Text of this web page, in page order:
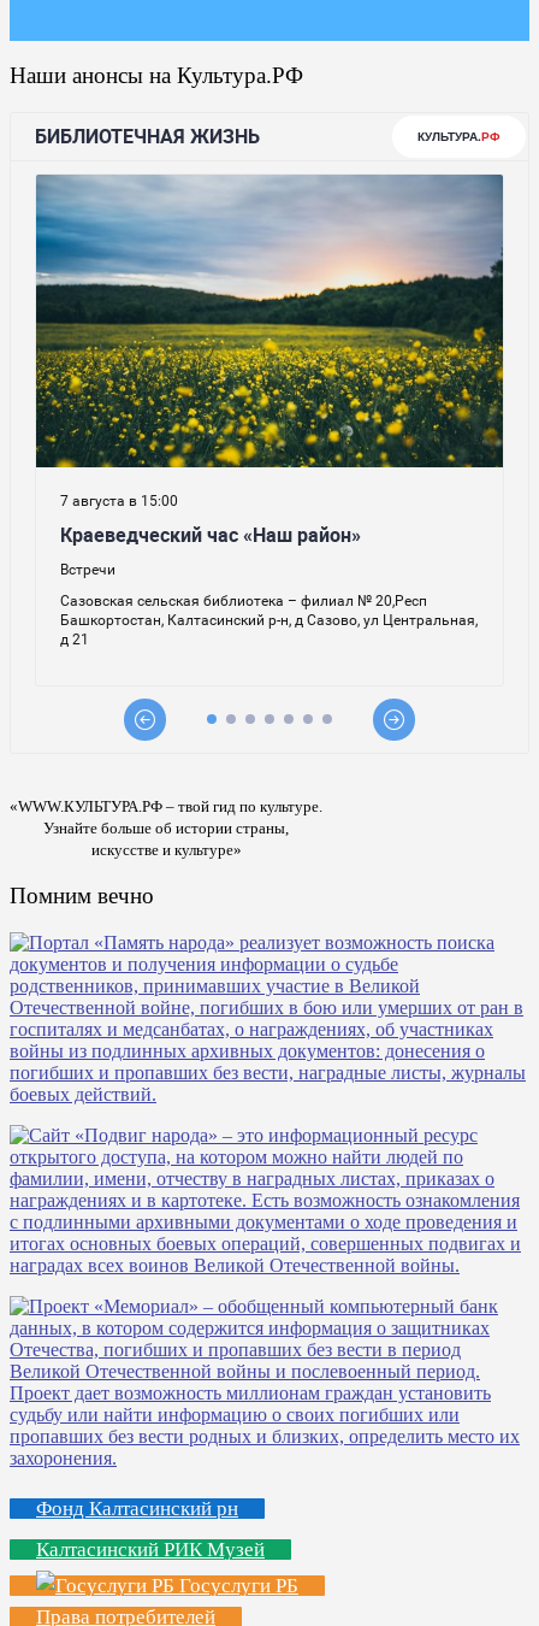
Наши анонсы на Культура.РФ
«WWW.КУЛЬТУРА.РФ – твой гид по культуре.
Узнайте больше об истории страны,
искусстве и культуре»
Помним вечно
Фонд Калтасинский рн
Калтасинский РИК Музей
Госуслуги РБ
Права потребителей